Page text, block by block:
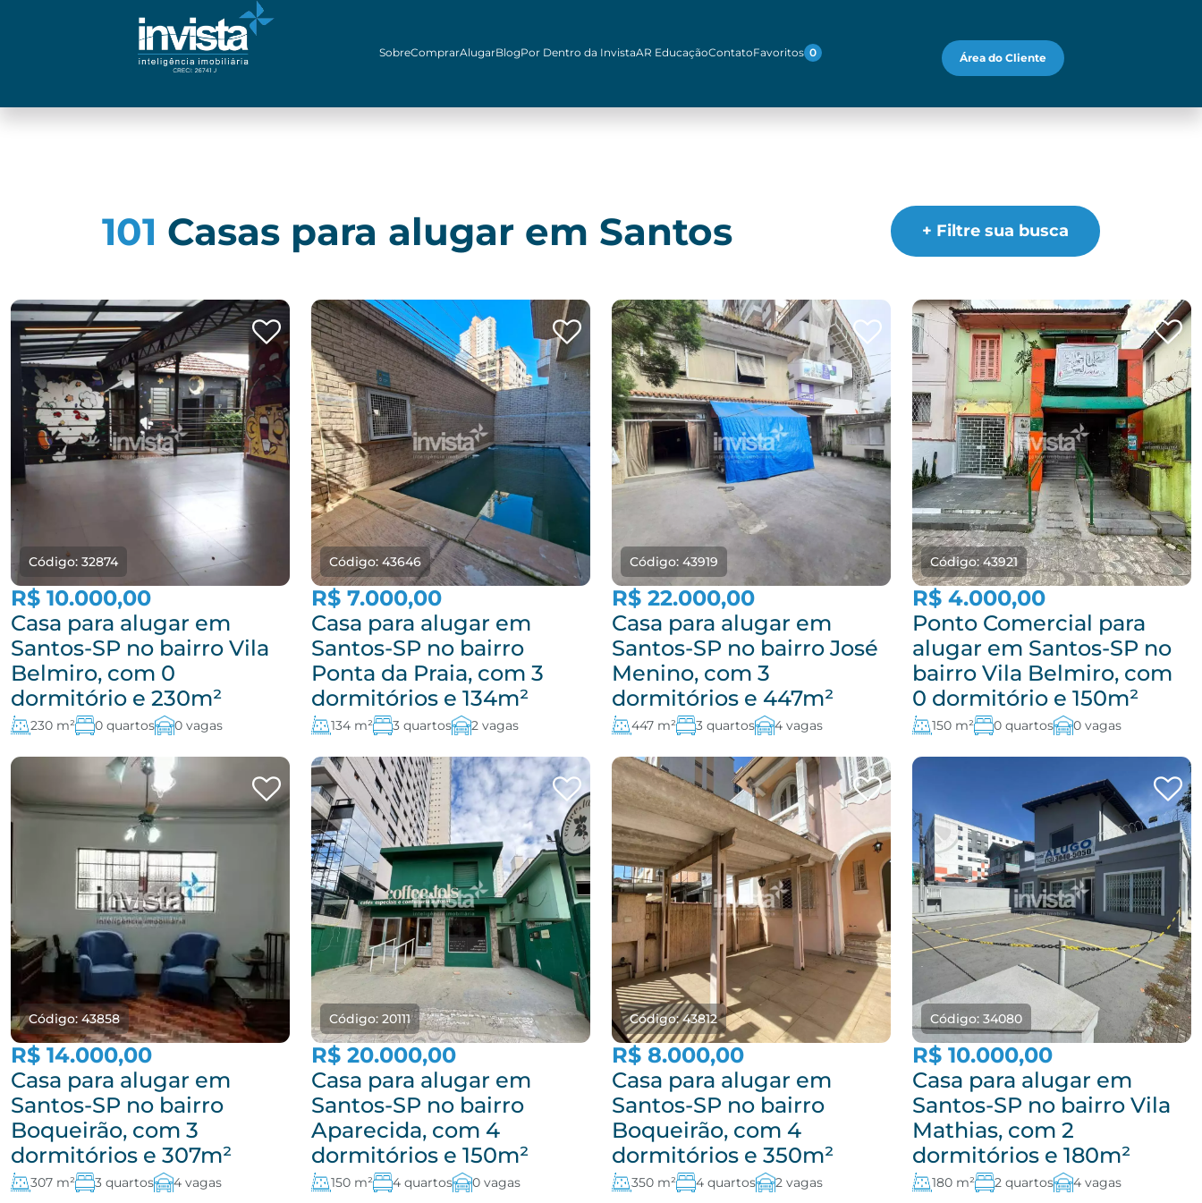
SobreComprarAlugarBlogPor Dentro da InvistaAR EducaçãoContatoFavoritos 0 Área do Cliente
101 Casas para alugar em Santos + Filtre sua busca
Código: 32874
R$ 10.000,00
Casa para alugar em
Santos-SP no bairro Vila
Belmiro, com 0
dormitório e 230m²
230 m² 0 quartos 0 vagas
Código: 43646
R$ 7.000,00
Casa para alugar em
Santos-SP no bairro
Ponta da Praia, com 3
dormitórios e 134m²
134 m² 3 quartos 2 vagas
Código: 43919
R$ 22.000,00
Casa para alugar em
Santos-SP no bairro José
Menino, com 3
dormitórios e 447m²
447 m² 3 quartos 4 vagas
Código: 43921
R$ 4.000,00
Ponto Comercial para
alugar em Santos-SP no
bairro Vila Belmiro, com
0 dormitório e 150m²
150 m² 0 quartos 0 vagas
Código: 43858
R$ 14.000,00
Casa para alugar em
Santos-SP no bairro
Boqueirão, com 3
dormitórios e 307m²
307 m² 3 quartos 4 vagas
Código: 20111
R$ 20.000,00
Casa para alugar em
Santos-SP no bairro
Aparecida, com 4
dormitórios e 150m²
150 m² 4 quartos 0 vagas
Código: 43812
R$ 8.000,00
Casa para alugar em
Santos-SP no bairro
Boqueirão, com 4
dormitórios e 350m²
350 m² 4 quartos 2 vagas
Código: 34080
R$ 10.000,00
Casa para alugar em
Santos-SP no bairro Vila
Mathias, com 2
dormitórios e 180m²
180 m² 2 quartos 4 vagas